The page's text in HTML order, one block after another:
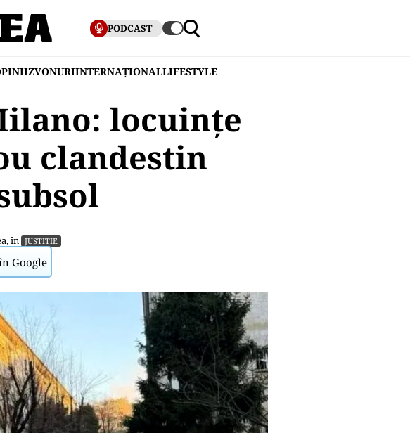
PODCAST
ZVONURIINTERNAȚIONALLIFESTYLE
locuințe
clandestin
, în JUSTITIE
Google